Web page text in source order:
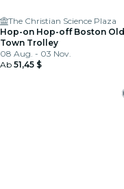
The Christian Science Plaza
Hop-on Hop-off Boston Old
Town Trolley
08 Aug. - 03 Nov.
Ab 51,45 $